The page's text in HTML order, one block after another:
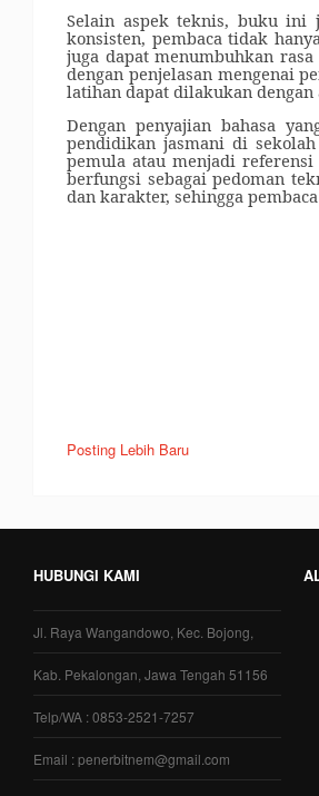
Selain aspek teknis, buku ini
konsisten, pembaca tidak
juga dapat menumbuhkan
dengan penjelasan mengenai
latihan dapat dilakukan dengan
Dengan penyajian bahasa
pendidikan jasmani di
pemula atau menjadi
berfungsi sebagai pedoman
dan karakter, sehingga
Posting Lebih Baru
HUBUNGI KAMI
Jl. Raya Wangandowo, Kec. Bojong,
Kab. Pekalongan, Jawa Tengah 51156
Telp/WA : 0853-2521-7257
Email : penerbitnem@gmail.com